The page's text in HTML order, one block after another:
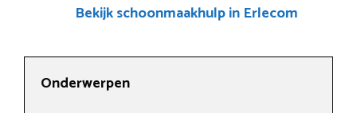
Bekijk schoonmaakhulp in Erlecom
Onderwerpen